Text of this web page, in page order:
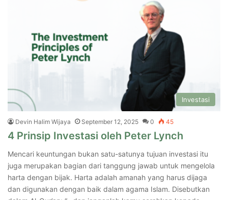
Investasi
Devin Halim Wijaya September 12, 2025 0 45
4 Prinsip Investasi oleh Peter Lynch
Mencari keuntungan bukan satu-satunya tujuan investasi itu
juga merupakan bagian dari tanggung jawab untuk mengelola
harta dengan bijak. Harta adalah amanah yang harus dijaga
dan digunakan dengan baik dalam agama Islam. Disebutkan